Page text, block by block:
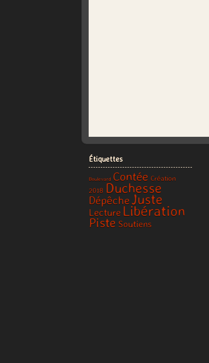
Étiquettes
Boulevard Contée Création
2018 Duchesse
DépêcheJuste
Lecture Libération
Piste Soutiens